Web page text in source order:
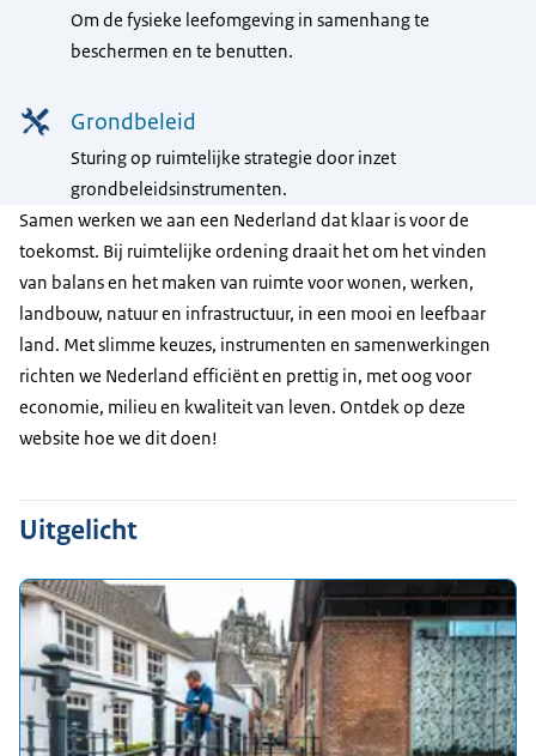
Om de fysieke leefomgeving in samenhang te
beschermen en te benutten.
Grondbeleid
Sturing op ruimtelijke strategie door inzet
grondbeleidsinstrumenten.
Samen werken we aan een Nederland dat klaar is voor de
toekomst. Bij ruimtelijke ordening draait het om het vinden
van balans en het maken van ruimte voor wonen, werken,
landbouw, natuur en infrastructuur, in een mooi en leefbaar
land. Met slimme keuzes, instrumenten en samenwerkingen
richten we Nederland efficiënt en prettig in, met oog voor
economie, milieu en kwaliteit van leven. Ontdek op deze
website hoe we dit doen!
Uitgelicht